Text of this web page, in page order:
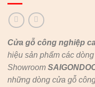
Cửa gỗ công nghiệp
hiệu sản phẩm các
Showroom
những dòng cửa gỗ